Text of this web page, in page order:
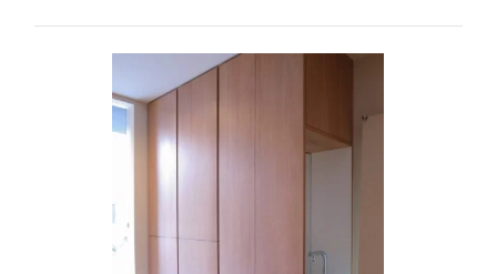
なので、自分にあったテンポで水が出ないことにストレスを感じる
方もいます。 また、電磁弁が故障する場合もあったり、電池交換が
必要だったり。 水量や温度調整は手動調整だったり、予期せぬ時に
触れて吐水されたり、 ペットに反応してしまったり。 解凍時にほ
んの少しだけ流水しつづけるというのも地味に難しかったりと。 便
利だからこそのデメリットもあります。 そのうち慣れると思われる
方と、やっぱり合わないと思われる方と、それぞれ。 レンジフード
の場合は水栓ほどではないですが、 直前で使った機能で連動するの
るには、やはり百聞は一見にしかず。 悩まれたら、ショールームで
体験されることをおすすめします。 また、海外水栓は国内水栓に比
べるとサイズが大きめのものも多いので 使い勝手は是非お試しいた